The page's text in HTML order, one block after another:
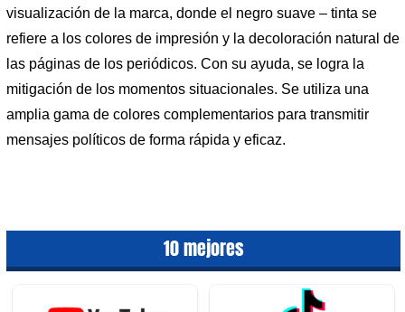
visualización de la marca, donde el negro suave – tinta se
refiere a los colores de impresión y la decoloración natural de
las páginas de los periódicos. Con su ayuda, se logra la
mitigación de los momentos situacionales. Se utiliza una
amplia gama de colores complementarios para transmitir
mensajes políticos de forma rápida y eficaz.
10 mejores